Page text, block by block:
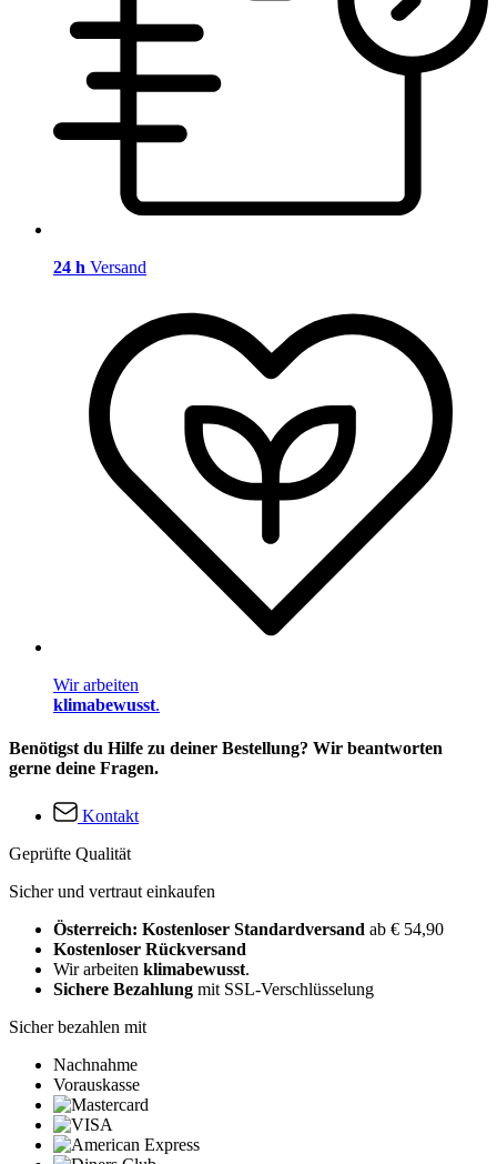
24 h Versand
Wir arbeiten
klimabewusst.
Benötigst du Hilfe zu deiner Bestellung? Wir beantworten
gerne deine Fragen.
Kontakt
Geprüfte Qualität
Sicher und vertraut einkaufen
Österreich: Kostenloser Standardversand ab € 54,90
Kostenloser Rückversand
Wir arbeiten klimabewusst.
Sichere Bezahlung mit SSL-Verschlüsselung
Sicher bezahlen mit
Nachnahme
Vorauskasse